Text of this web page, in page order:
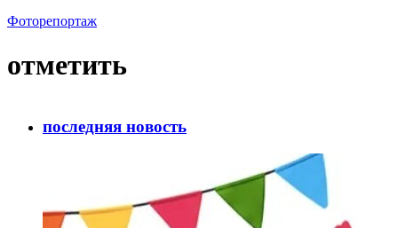
Фоторепортаж
отметить
последняя новость